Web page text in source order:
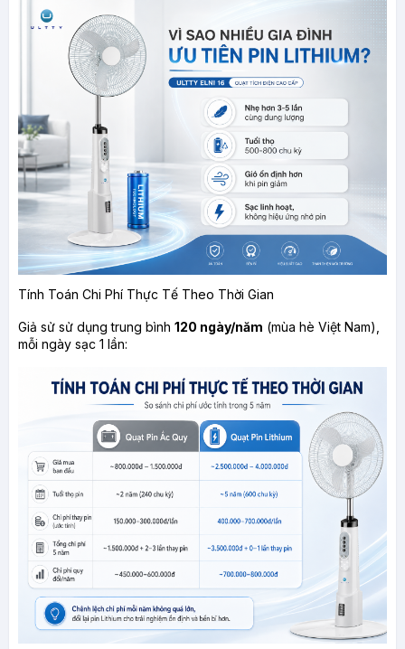
Tính Toán Chi Phí Thực Tế Theo Thời Gian
Giả sử sử dụng trung bình 120 ngày/năm (mùa hè Việt Nam),
mỗi ngày sạc 1 lần: